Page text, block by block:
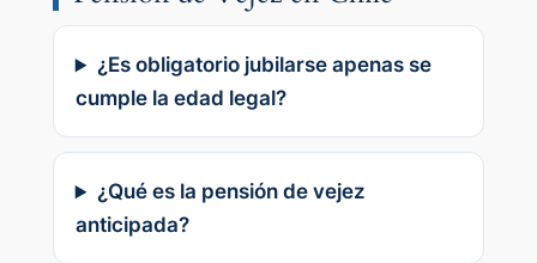
¿Es obligatorio jubilarse apenas se
cumple la edad legal?
¿Qué es la pensión de vejez
anticipada?